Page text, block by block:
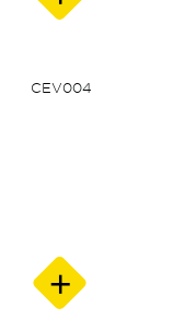
CEV004